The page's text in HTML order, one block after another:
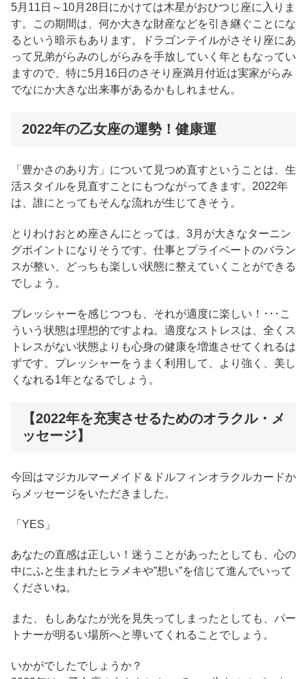
5月11日～10月28日にかけては木星がおひつじ座に入りま
す。この期間は、何か大きな財産などを引き継ぐことにな
るという暗示もあります。ドラゴンテイルがさそり座にあ
って兄弟がらみのしがらみを手放していく年ともなってい
ますので、特に5月16日のさそり座満月付近は実家がらみ
でなにか大きな出来事があるかもしれません。
2022年の乙女座の運勢！健康運
「豊かさのあり方」について見つめ直すということは、生
活スタイルを見直すことにもつながってきます。2022年
は、誰にとってもそんな流れが生じてきそう。
とりわけおとめ座さんにとっては、3月が大きなターニン
グポイントになりそうです。仕事とプライベートのバラン
スが整い、どっちも楽しい状態に整えていくことができる
でしょう。
プレッシャーを感じつつも、それが適度に楽しい！･･･こ
ういう状態は理想的ですよね。適度なストレスは、全くス
トレスがない状態よりも心身の健康を増進させてくれるは
ずです。プレッシャーをうまく利用して、より強く、美し
くなれる1年となるでしょう。
【2022年を充実させるためのオラクル・メ
ッセージ】
今回はマジカルマーメイド＆ドルフィンオラクルカードか
らメッセージをいただきました。
「YES」
あなたの直感は正しい！迷うことがあったとしても、心の
中にふと生まれたヒラメキや”想い”を信じて進んでいって
くださいね。
また、もしあなたが光を見失ってしまったとしても、パー
トナーが明るい場所へと導いてくれることでしょう。
いかがでしたでしょうか？